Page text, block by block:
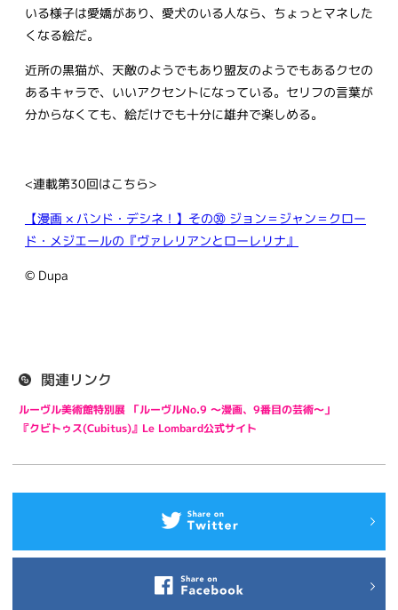
いる様子は愛嬌があり、愛犬のいる人なら、ちょっとマネした
くなる絵だ。
近所の黒猫が、天敵のようでもあり盟友のようでもあるクセの
あるキャラで、いいアクセントになっている。セリフの言葉が
分からなくても、絵だけでも十分に雄弁で楽しめる。
<連載第30回はこちら>
【漫画 × バンド・デシネ！】その㉚ ジョン＝ジャン＝クロー
ド・メジエールの『ヴァレリアンとローレリナ』
© Dupa
関連リンク
ルーヴル美術館特別展 「ルーヴルNo.9 ～漫画、9番目の芸術～」
『クビトゥス(Cubitus)』Le Lombard公式サイト